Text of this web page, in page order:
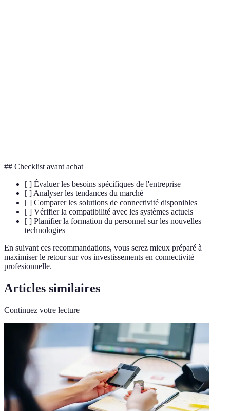
## Checklist avant achat
[ ] Évaluer les besoins spécifiques de l'entreprise
[ ] Analyser les tendances du marché
[ ] Comparer les solutions de connectivité disponibles
[ ] Vérifier la compatibilité avec les systèmes actuels
[ ] Planifier la formation du personnel sur les nouvelles
technologies
En suivant ces recommandations, vous serez mieux préparé à
maximiser le retour sur vos investissements en connectivité
profesionnelle.
Articles similaires
Continuez votre lecture